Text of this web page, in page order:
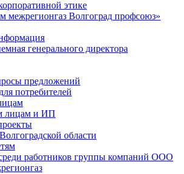
этике
межрегионгаз Волгоград профсоюз»
генерального директора
предложений
потребителей
лицам и ИП
области
работников группы компаний ООО